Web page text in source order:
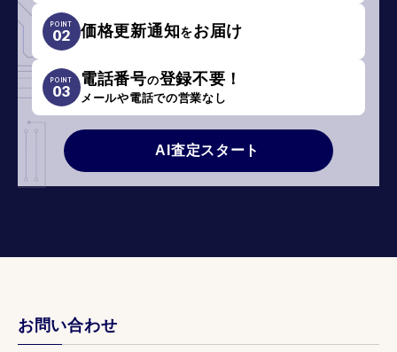
POINT
02 価格更新通知をお届け
POINT
03
電話番号の登録不要！
メールや電話での営業なし
AI査定スタート
お問い合わせ